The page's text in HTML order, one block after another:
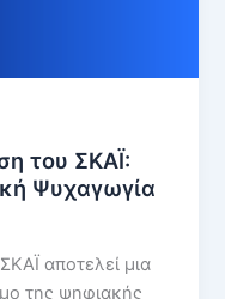
του ΣΚΑΪ:
Ψυχαγωγία
αποτελεί μια
της ψηφιακής